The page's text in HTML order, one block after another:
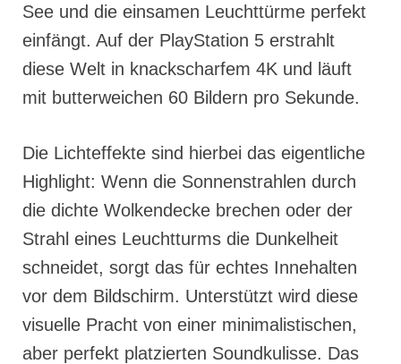
See und die einsamen Leuchttürme perfekt
einfängt. Auf der PlayStation 5 erstrahlt
diese Welt in knackscharfem 4K und läuft
mit butterweichen 60 Bildern pro Sekunde.
Die Lichteffekte sind hierbei das eigentliche
Highlight: Wenn die Sonnenstrahlen durch
die dichte Wolkendecke brechen oder der
Strahl eines Leuchtturms die Dunkelheit
schneidet, sorgt das für echtes Innehalten
vor dem Bildschirm. Unterstützt wird diese
visuelle Pracht von einer minimalistischen,
aber perfekt platzierten Soundkulisse. Das